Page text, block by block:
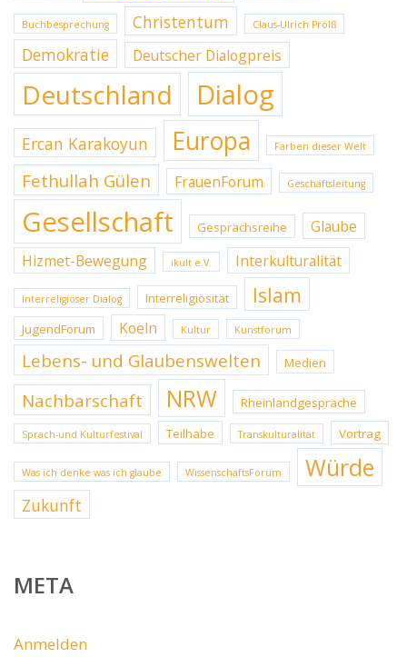
Buchbesprechung Christentum Claus-Ulrich Prölß
Demokratie Deutscher Dialogpreis
Deutschland Dialog
Ercan Karakoyun Europa Farben dieser Welt
Fethullah Gülen FrauenForum Geschäftsleitung
Gesellschaft Gesprächsreihe
Glaube
Hizmet-Bewegung
ikult e.V. Interkulturalität
Interreligiöser Dialog Interreligiösität Islam
JugendForum Koeln Kultur Kunstforum
Lebens- und Glaubenswelten Medien
Nachbarschaft NRW Rheinlandgespräche
Sprach-und Kulturfestival Teilhabe Transkulturalität Vortrag
Was ich denke was ich glaube WissenschaftsForum Würde
Zukunft
META
Anmelden